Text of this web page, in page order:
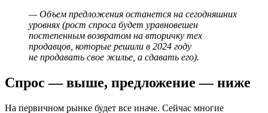
— Объем предложения останется на сегодняшних
уровнях (рост спроса будет уравновешен
постепенным возвратом на вторичку тех
продавцов, которые решили в 2024 году
не продавать свое жилье, а сдавать его).
Спрос — выше, предложение — ниже
На первичном рынке будет все иначе. Сейчас многие